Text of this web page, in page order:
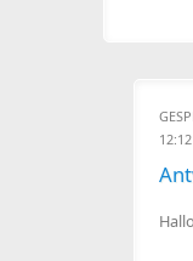
12:12
Hallo,